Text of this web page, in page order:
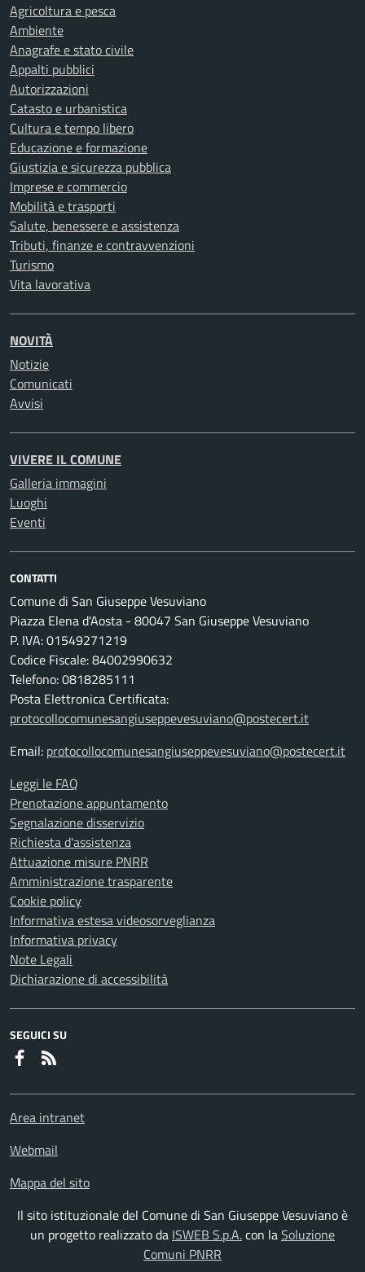
Agricoltura e pesca
Ambiente
Anagrafe e stato civile
Appalti pubblici
Autorizzazioni
Catasto e urbanistica
Cultura e tempo libero
Educazione e formazione
Giustizia e sicurezza pubblica
Imprese e commercio
Mobilità e trasporti
Salute, benessere e assistenza
Tributi, finanze e contravvenzioni
Turismo
Vita lavorativa
NOVITÀ
Notizie
Comunicati
Avvisi
VIVERE IL COMUNE
Galleria immagini
Luoghi
Eventi
CONTATTI
Comune di San Giuseppe Vesuviano
Piazza Elena d'Aosta - 80047 San Giuseppe Vesuviano
P. IVA: 01549271219
Codice Fiscale: 84002990632
Telefono: 0818285111
Posta Elettronica Certificata:
protocollocomunesangiuseppevesuviano@postecert.it
Email: protocollocomunesangiuseppevesuviano@postecert.it
Leggi le FAQ
Prenotazione appuntamento
Segnalazione disservizio
Richiesta d'assistenza
Attuazione misure PNRR
Amministrazione trasparente
Cookie policy
Informativa estesa videosorveglianza
Informativa privacy
Note Legali
Dichiarazione di accessibilità
SEGUICI SU
Faceboook
Area intranet
Webmail
Mappa del sito
Il sito istituzionale del Comune di San Giuseppe Vesuviano è
un progetto realizzato da ISWEB S.p.A.con laSoluzione
Comuni PNRR